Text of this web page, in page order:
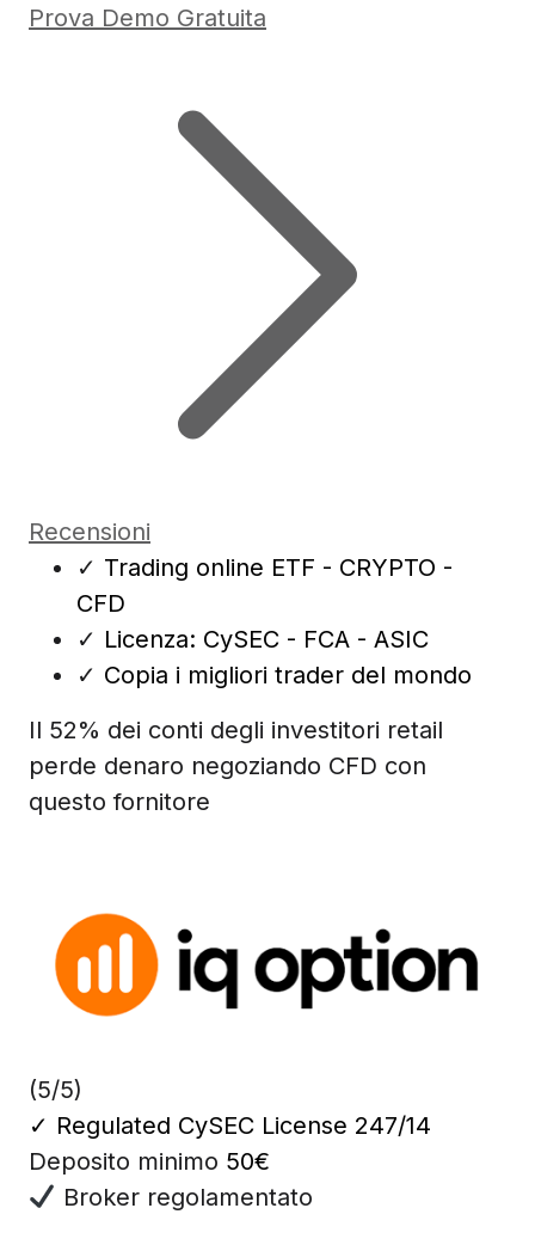
Prova Demo Gratuita
Recensioni
✓ Trading online ETF - CRYPTO -
CFD
✓ Licenza: CySEC - FCA - ASIC
✓ Copia i migliori trader del mondo
Il 52% dei conti degli investitori retail
perde denaro negoziando CFD con
questo fornitore
(5/5)
✓ Regulated CySEC License 247/14
Deposito minimo 50€
Broker regolamentato